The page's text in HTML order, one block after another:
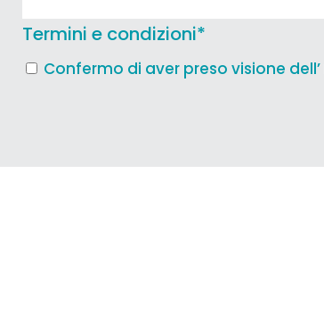
Termini e condizioni*
Confermo di aver preso visione dell’